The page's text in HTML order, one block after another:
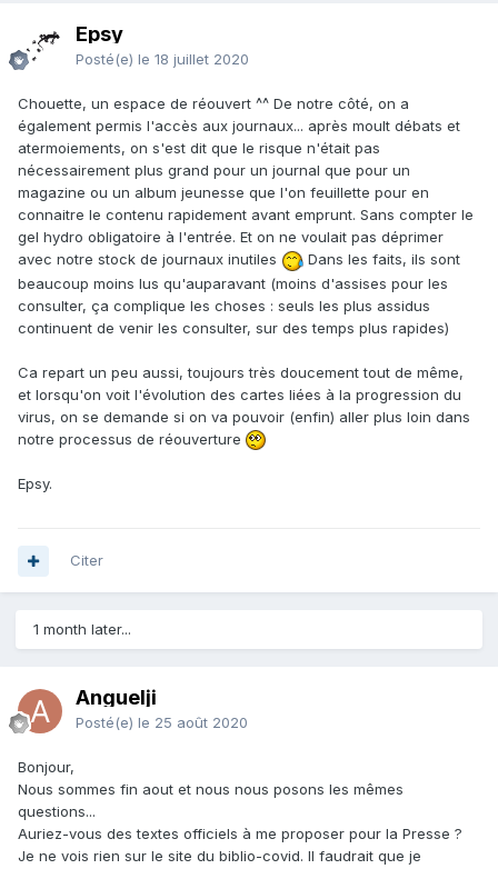
Epsy
Posté(e) le 18 juillet 2020
Chouette, un espace de réouvert ^^ De notre côté, on a
également permis l'accès aux journaux... après moult débats et
atermoiements, on s'est dit que le risque n'était pas
nécessairement plus grand pour un journal que pour un
magazine ou un album jeunesse que l'on feuillette pour en
connaitre le contenu rapidement avant emprunt. Sans compter le
gel hydro obligatoire à l'entrée. Et on ne voulait pas déprimer
avec notre stock de journaux inutiles
Dans les faits, ils sont
beaucoup moins lus qu'auparavant (moins d'assises pour les
consulter, ça complique les choses : seuls les plus assidus
continuent de venir les consulter, sur des temps plus rapides)
Ca repart un peu aussi, toujours très doucement tout de même,
et lorsqu'on voit l'évolution des cartes liées à la progression du
virus, on se demande si on va pouvoir (enfin) aller plus loin dans
notre processus de réouverture
Epsy.
Citer
1 month later...
Anguelji
Posté(e) le 25 août 2020
Bonjour,
Nous sommes fin aout et nous nous posons les mêmes
questions...
Auriez-vous des textes officiels à me proposer pour la Presse ?
Je ne vois rien sur le site du biblio-covid. Il faudrait que je